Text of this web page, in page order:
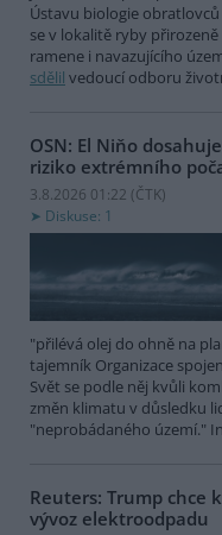
Ústavu biologie
se v lokalitě ryby
ramene i navazujícího
sdělil vedoucí odboru
OSN: El Niňo
riziko extrémního
3.8.2026 01:22 (ČTK)
Diskuse: 1
"přilévá olej do ohně na
tajemník Organizace
Svět se podle něj kvůli
změn klimatu v důsledku
"neprobádaného území."
Reuters: Trump chce
vývoz elektroodpadu